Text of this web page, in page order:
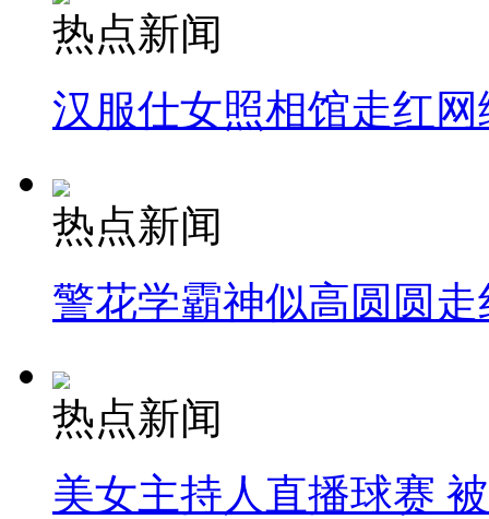
热点新闻
汉服仕女照相馆走红网
热点新闻
警花学霸神似高圆圆走
热点新闻
美女主持人直播球赛